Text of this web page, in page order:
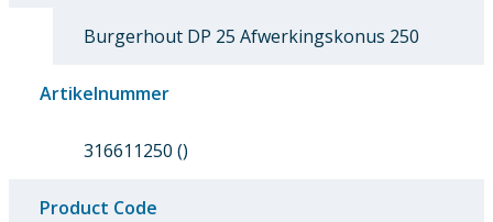
Burgerhout DP 25 Afwerkingskonus 250
Artikelnummer
316611250 ()
Product Code